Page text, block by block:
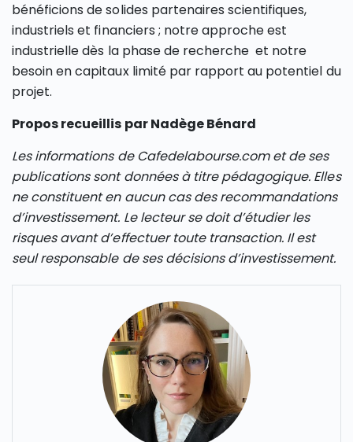
bénéficions de solides partenaires scientifiques,
industriels et financiers ; notre approche est
industrielle dès la phase de recherche et notre
besoin en capitaux limité par rapport au potentiel du
projet.
Propos recueillis par Nadège Bénard
Les informations de Cafedelabourse.com et de ses
publications sont données à titre pédagogique. Elles
ne constituent en aucun cas des recommandations
d’investissement. Le lecteur se doit d’étudier les
risques avant d’effectuer toute transaction. Il est
seul responsable de ses décisions d’investissement.